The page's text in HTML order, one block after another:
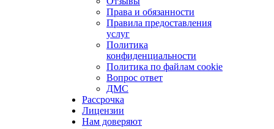
Права и обязанности
Правила предоставления
услуг
Политика
конфиденциальности
Политика по файлам cookie
Вопрос ответ
ДМС
Рассрочка
Лицензии
Нам доверяют